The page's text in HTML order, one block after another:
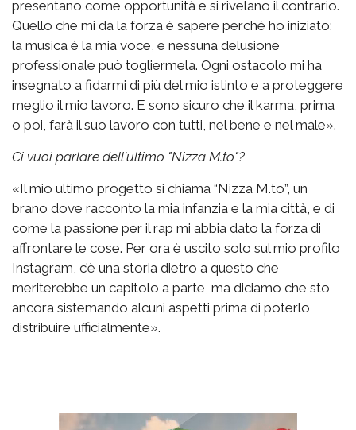
presentano come opportunità e si rivelano il contrario.
Quello che mi dà la forza è sapere perché ho iniziato:
la musica è la mia voce, e nessuna delusione
professionale può togliermela. Ogni ostacolo mi ha
insegnato a fidarmi di più del mio istinto e a proteggere
meglio il mio lavoro. E sono sicuro che il karma, prima
o poi, farà il suo lavoro con tutti, nel bene e nel male».
Ci vuoi parlare dell'ultimo "Nizza M.to"?
«Il mio ultimo progetto si chiama “Nizza M.to”, un
brano dove racconto la mia infanzia e la mia città, e di
come la passione per il rap mi abbia dato la forza di
affrontare le cose. Per ora è uscito solo sul mio profilo
Instagram, c’è una storia dietro a questo che
meriterebbe un capitolo a parte, ma diciamo che sto
ancora sistemando alcuni aspetti prima di poterlo
distribuire ufficialmente».